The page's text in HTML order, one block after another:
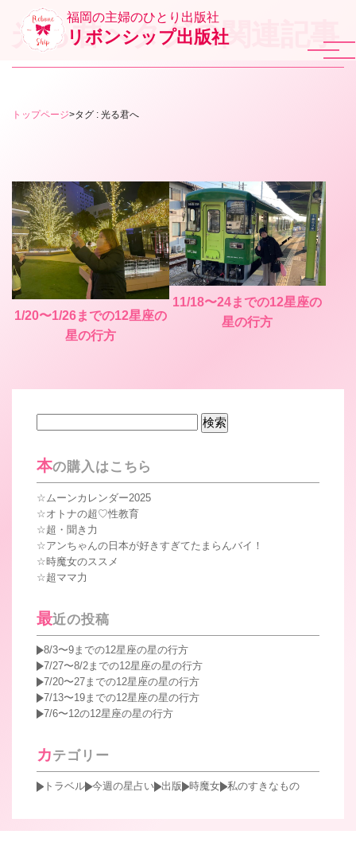
福岡の主婦のひとり出版社
リボンシップ出版社
光る君へタグの関連記事
トップページ>タグ : 光る君へ
1/20〜1/26までの12星座の
星の行方
11/18〜24までの12星座の
星の行方
本の購入はこちら
ムーンカレンダー2025
オトナの超♡性教育
超・聞き力
アンちゃんの日本が好きすぎてたまらんバイ！
時魔女のススメ
超ママ力
最近の投稿
8/3〜9までの12星座の星の行方
7/27〜8/2までの12星座の星の行方
7/20〜27までの12星座の星の行方
7/13〜19までの12星座の星の行方
7/6〜12の12星座の星の行方
カテゴリー
トラベル 今週の星占い 出版 時魔女 私のすきなもの